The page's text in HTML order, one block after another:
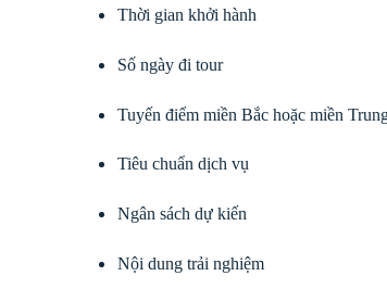
Thời gian khởi hành
Số ngày đi tour
Tuyến điểm miền Bắc hoặc miền
Tiêu chuẩn dịch vụ
Ngân sách dự kiến
Nội dung trải nghiệm